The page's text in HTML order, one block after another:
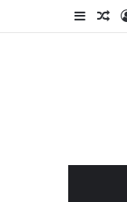
تسجيل الدخول
مقال عشوائي